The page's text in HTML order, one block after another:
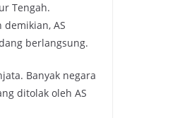
Tengah.
AS
berlangsung.
Banyak negara
ditolak oleh AS